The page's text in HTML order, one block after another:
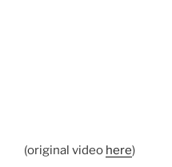
(original video here)